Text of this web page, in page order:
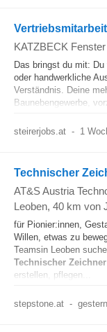
KATZBECK
Das bringst du mit:
oder handwerkliche
Verständnis. Deine
Baunebengewerbe,
steirerjobs.at - 1
Technischer
AT&S Austria
Leoben, 40 km von
für Pionier:innen,
Willen, etwas zu
Teamsin Leoben
Technischer Zeichner
erstellen, pflegen...
stepstone.at - gestern